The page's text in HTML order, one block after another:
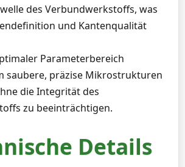
des Verbundwerkstoffs, was
und Kantenqualität
Parameterbereich
saubere, präzise Mikrostrukturen
die Integrität des
zu beeinträchtigen.
Details